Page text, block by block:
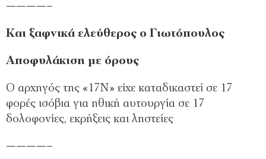
————–
Και ξαφνικά ελεύθερος ο Γιωτόπουλος
Αποφυλάκιση με όρους
Ο αρχηγός της «17Ν» είχε καταδικαστεί σε 17
φορές ισόβια για ηθική αυτουργία σε 17
δολοφονίες, εκρήξεις και ληστείες
————–